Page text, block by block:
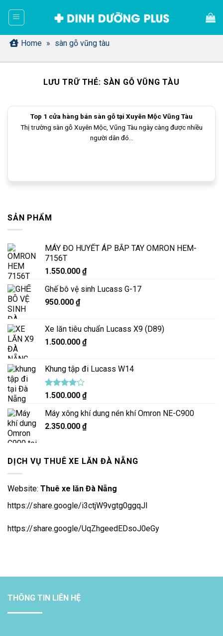
dung Home » sàn gỗ vũng tàu
LƯU TRỮ THẺ: SÀN GỖ VŨNG TÀU
Top 1 cửa hàng bán sàn gỗ tại Xuyên Mộc Vũng Tàu
Thị trường sàn gỗ Xuyên Mộc, Vũng Tàu ngày càng được nhiều
người dân đó...
SẢN PHẨM
MÁY ĐO HUYẾT ÁP BẮP TAY OMRON HEM-
7156T
1.550.000 ₫
Ghế bô vệ sinh Lucass G-17
950.000 ₫
Xe lăn tiêu chuẩn Lucass X9 (D89)
1.500.000 ₫
Khung tập đi Lucass W14
Được
4.005
sao
1.500.000 ₫
Máy xông khí dung nén khí Omron NE-C900
2.350.000 ₫
DỊCH VỤ THUÊ XE LĂN ĐÀ NẴNG
Website: Thuê xe lăn Đà Nẵng
https://share.google/i3ctjW9vgtg0ggqJl
https://share.google/UqZhgeedEDsoJ0eGy
THÔNG TIN LIÊN HỆ